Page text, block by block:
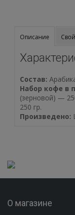
Описание
Состав:
Набор кофе в
(зерновой) —
250 гр.
Произведено:
О магазине